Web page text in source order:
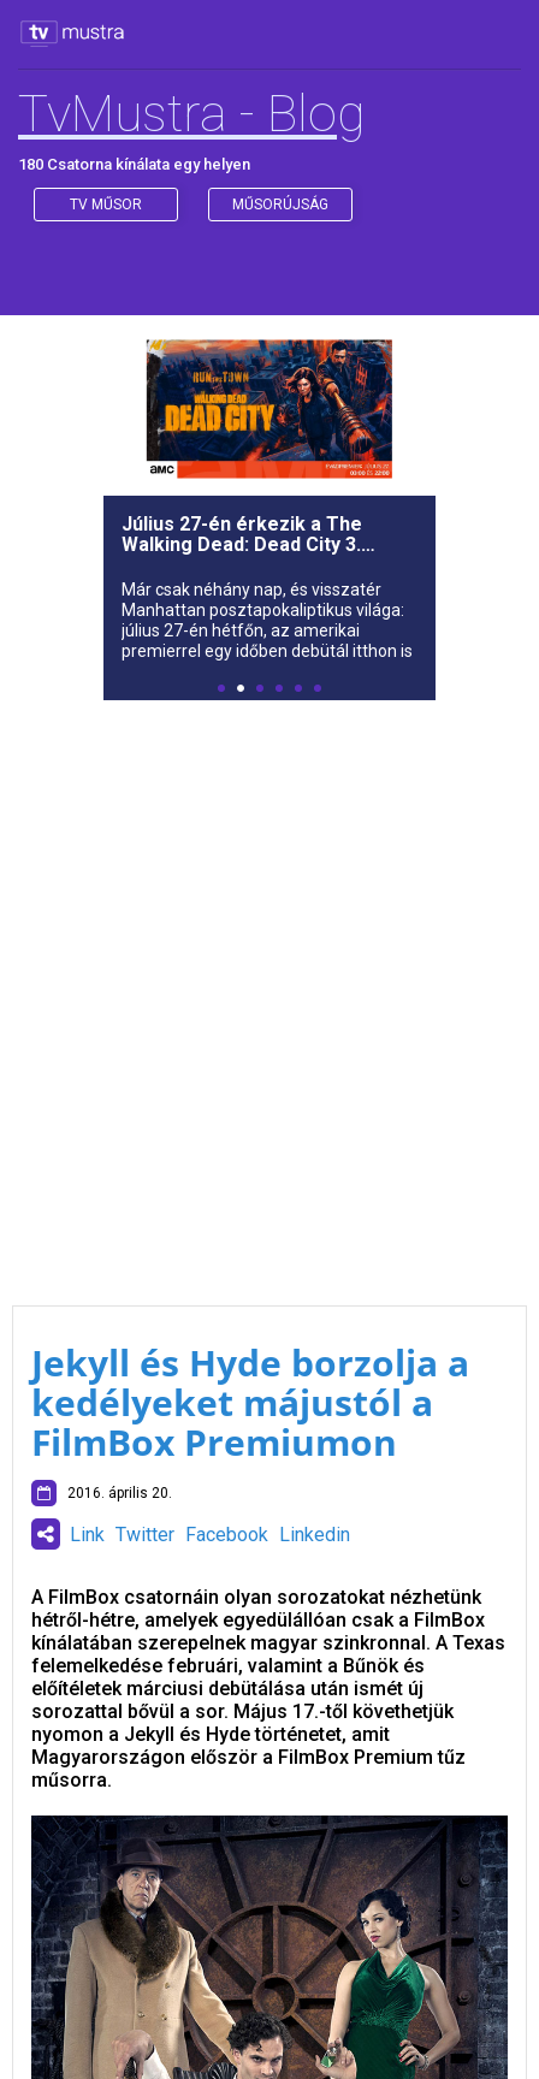
TvMustra - Blog
180 Csatorna kínálata egy helyen
TV MŰSOR MŰSORÚJSÁG
Július 27-én érkezik a The
Walking Dead: Dead City 3.
Már csak néhány nap, és visszatér
Manhattan posztapokaliptikus világa:
július 27-én hétfőn, az amerikai
premierrel egy időben debütál itthon is
City harmadik évada.
Jekyll és Hyde borzolja a
kedélyeket májustól a
FilmBox Premiumon
2016. április 20.
Link Twitter Facebook Linkedin
A FilmBox csatornáin olyan sorozatokat nézhetünk
hétről-hétre, amelyek egyedülállóan csak a FilmBox
kínálatában szerepelnek magyar szinkronnal. A Texas
felemelkedése februári, valamint a Bűnök és
előítéletek márciusi debütálása után ismét új
sorozattal bővül a sor. Május 17.-től követhetjük
nyomon a Jekyll és Hyde történetet, amit
Magyarországon először a FilmBox Premium tűz
műsorra.